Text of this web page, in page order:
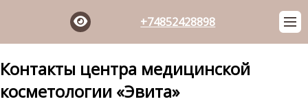
+74852428898
Skip
to
content
Контакты центра медицинской
косметологии «Эвита»